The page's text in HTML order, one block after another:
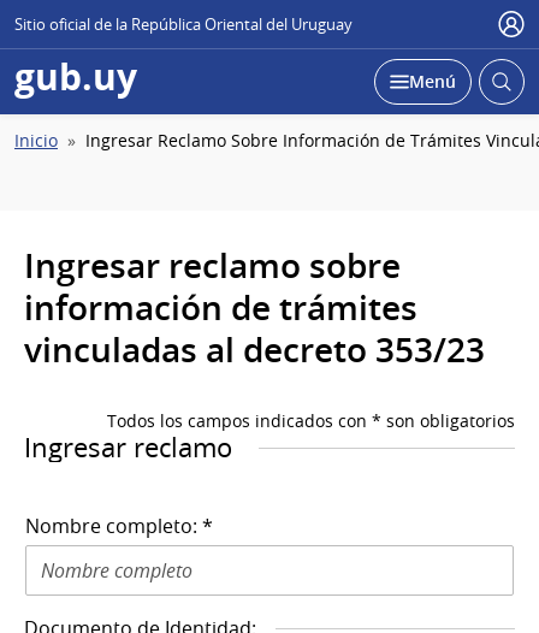
Sitio oficial de la República Oriental del Uruguay
gub.uy Desplegar
Menú Abrir
Ruta
Inicio Ingresar Reclamo Sobre Información de Trámites
Ingresar reclamo sobre
información de trámites
vinculadas al decreto 353/23
Todos los campos indicados con * son obligatorios
Ingresar reclamo
Nombre completo: *